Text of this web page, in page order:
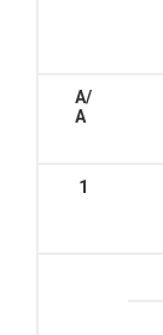
Α/
Α
1